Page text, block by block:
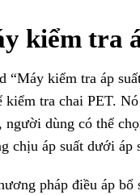
kiểm tra
“Máy kiểm tra áp
kiểm tra chai PET.
người dùng có thể
chịu áp suất dưới
pháp điều áp